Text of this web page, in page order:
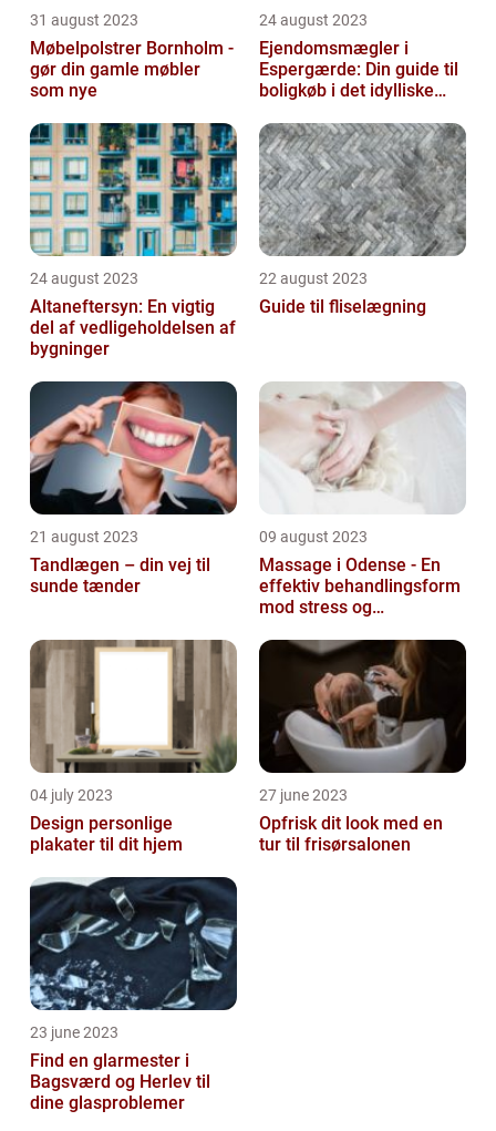
31 august 2023
Møbelpolstrer Bornholm -
gør din gamle møbler
som nye
24 august 2023
Ejendomsmægler i
Espergærde: Din guide til
boligkøb i det idylliske
24 august 2023
Altaneftersyn: En vigtig
del af vedligeholdelsen af
bygninger
22 august 2023
Guide til fliselægning
21 august 2023
Tandlægen – din vej til
sunde tænder
09 august 2023
Massage i Odense - En
effektiv behandlingsform
mod stress og
04 july 2023
Design personlige
plakater til dit hjem
27 june 2023
Opfrisk dit look med en
tur til frisørsalonen
23 june 2023
Find en glarmester i
Bagsværd og Herlev til
dine glasproblemer